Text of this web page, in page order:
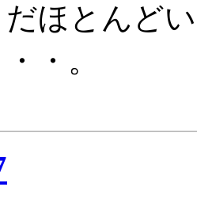
だほとんど
・。